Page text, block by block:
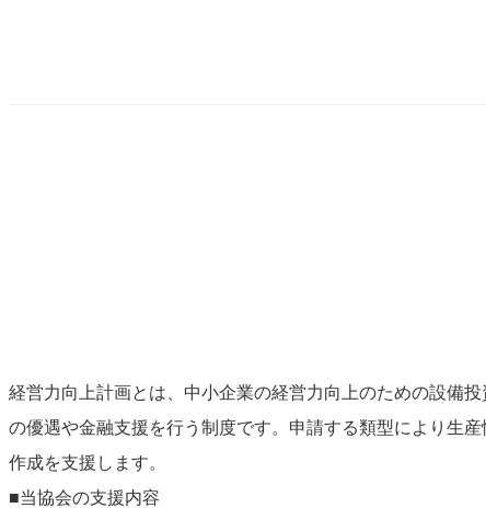
経営力向上計画とは、中小企業の経営力向上のための設備
の優遇や金融支援を行う制度です。申請する類型により生
作成を支援します。
■当協会の支援内容